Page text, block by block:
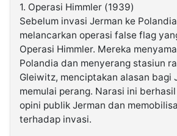
1. Operasi Himmler (1939)
Sebelum invasi Jerman ke
melancarkan operasi false flag
Operasi Himmler. Mereka
Polandia dan menyerang stasiun
Gleiwitz, menciptakan alasan bagi
memulai perang. Narasi ini
opini publik Jerman dan
terhadap invasi.